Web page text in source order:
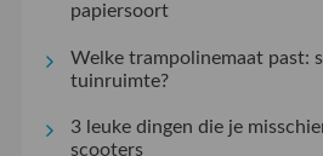
papiersoort
Welke trampolinemaat past:
tuinruimte?
3 leuke dingen die je
scooters